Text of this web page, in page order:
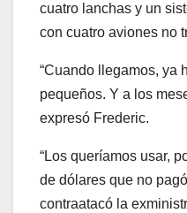
cuatro lanchas y un
con cuatro aviones no
“Cuando llegamos, ya
pequeños. Y a los
expresó Frederic.
“Los queríamos usar,
de dólares que no
contraatacó la